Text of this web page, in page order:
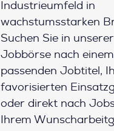
Industrieumfeld in
wachstumsstarken
Suchen Sie in unserer
Jobbörse nach einem
passenden Jobtitel,
favorisierten
oder direkt nach
Ihrem